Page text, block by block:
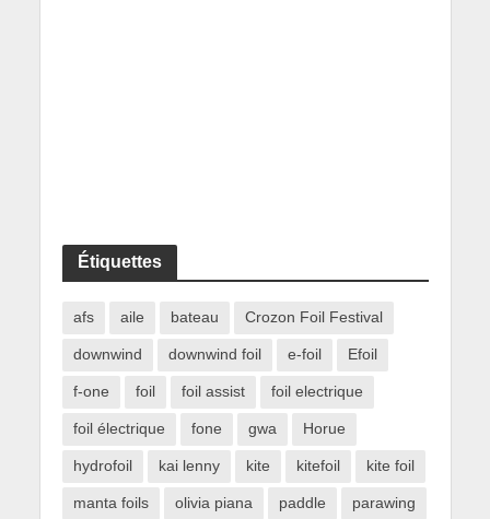
Étiquettes
afs aile bateau Crozon Foil Festival
downwind downwind foil e-foil Efoil
f-one foil foil assist foil electrique
foil électrique fone gwa Horue
hydrofoil kai lenny kite kitefoil kite foil
manta foils olivia piana paddle parawing